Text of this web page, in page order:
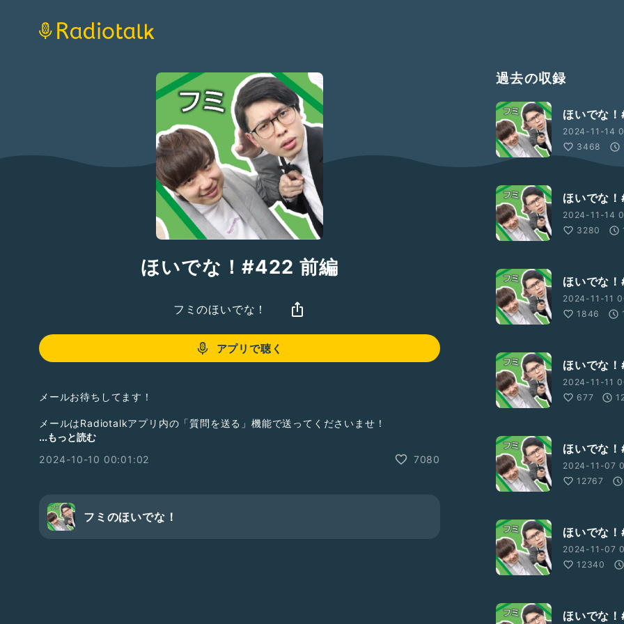
ほいでな！#422 前編
フミのほいでな！
アプリで聴く
メールお待ちしてます！
メールはRadiotalkアプリ内の「質問を送る」機能で送ってくださいませ！
#吉永もーりしゃす
#お笑い
#ほいでな！
...もっと読む
2024-10-10 00:01:02
7080
フミのほいでな！
過去の収録
ほいでな
2024-11-14
3468
ほいでな
2024-11-14
3280
ほいでな
2024-11-11
1846
ほいでな
2024-11-11
677
ほいでな
2024-11-07
12767
ほいでな
2024-11-07
12340
ほいでな